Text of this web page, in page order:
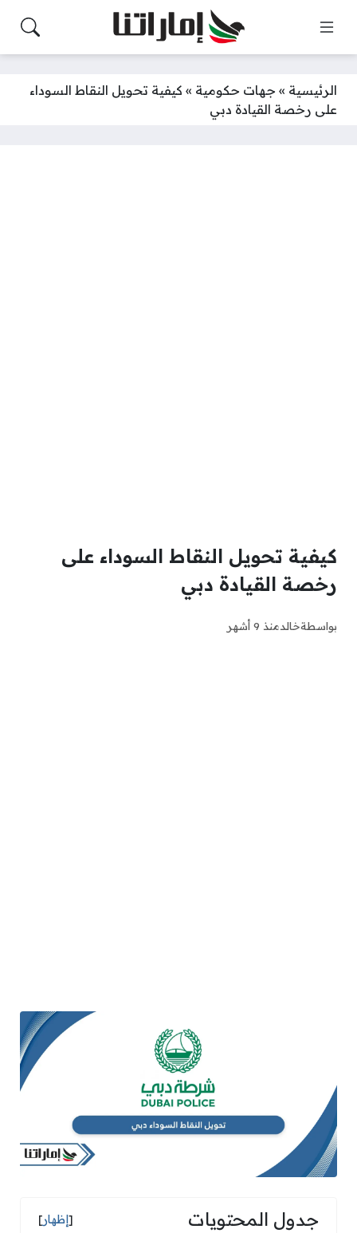
الرئيسية » جهات حكومية » كيفية تحويل النقاط السوداء
على رخصة القيادة دبي
كيفية تحويل النقاط السوداء على
رخصة القيادة دبي
بواسطةخالدمنذ 9 أشهر
جدول المحتويات [إظهار]